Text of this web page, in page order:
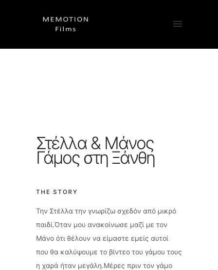
Στέλλα & Μάνος
Γάμος στη Ξάνθη
THE STORY
Την Στέλλα την γνωρίζω σχεδόν από μικρό
παιδί.Όταν μου ανακοίνωσε μαζί με τον
Μάνο ότι θέλουν να είμαστε εμείς αυτοί
που θα καλύψουμε το βίντεο του γάμου τους
η χαρά ήταν μεγάλη.Μέρες πριν τον γάμο